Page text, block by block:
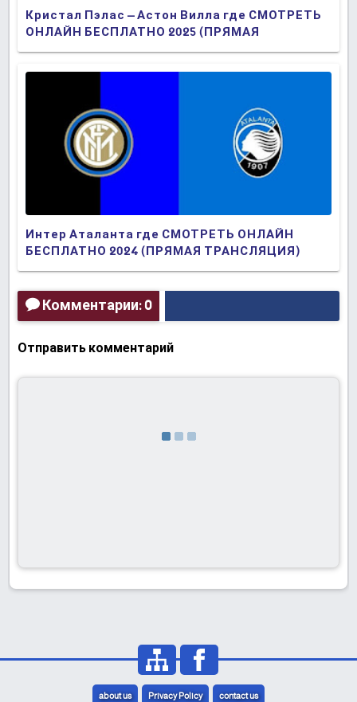
Кристал Пэлас – Астон Вилла где СМОТРЕТЬ
ОНЛАЙН БЕСПЛАТНО 2025 (ПРЯМАЯ
ТРАНСЛЯЦИЯ)
Интер Аталанта где СМОТРЕТЬ ОНЛАЙН
БЕСПЛАТНО 2024 (ПРЯМАЯ ТРАНСЛЯЦИЯ)
Комментарии: 0
Отправить комментарий
contact us
Privacy Policy
about us